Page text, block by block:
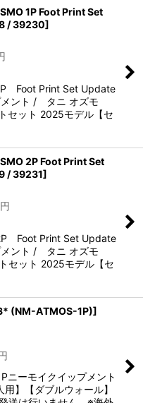
1P Foot Print Set
/ 39230]
Foot Print Set Update
ント / タニ オズモ
セット 2025モデル【セ
2P Foot Print Set
/ 39231]
円
Foot Print Set Update
ント / タニ オズモ
セット 2025モデル【セ
(NM-ATMOS-1P)]
ニーモイクイップメント
】【ダブルウォール】